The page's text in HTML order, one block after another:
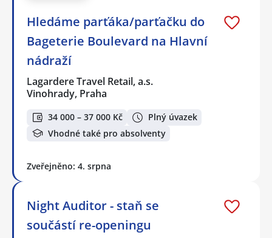
Hledáme parťáka/parťačku do
Bageterie Boulevard na Hlavní
nádraží
Lagardere Travel Retail, a.s.
Vinohrady, Praha
34 000 – 37 000 Kč
Plný úvazek
Vhodné také pro absolventy
Zveřejněno: 4. srpna
Night Auditor - staň se
součástí re-openingu